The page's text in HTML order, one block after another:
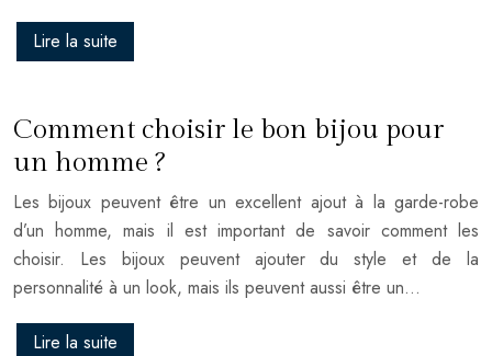
Lire la suite
Comment choisir le bon bijou pour
un homme ?
Les bijoux peuvent être un excellent ajout à la garde-robe
d’un homme, mais il est important de savoir comment les
choisir. Les bijoux peuvent ajouter du style et de la
personnalité à un look, mais ils peuvent aussi être un…
Lire la suite